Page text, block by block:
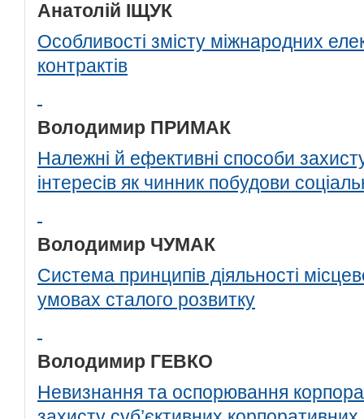
Анатолій ІЩУК
Особливості змісту міжнародних
контрактів
Володимир ПРИМАК
Належні й ефективні способи
інтересів як чинник побудови
Володимир ЧУМАК
Система принципів діяльності
умовах сталого розвитку
Володимир ГЕВКО
Невизнання та оспорювання